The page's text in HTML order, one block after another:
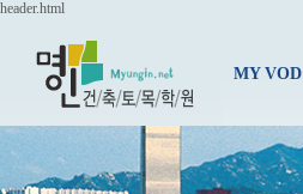
header.html
MY VOD